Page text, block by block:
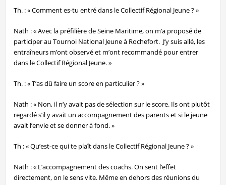
Th. : « Comment es-tu entré dans le Collectif Régional Jeune ? »
Nath : « Avec la préfilière de Seine Maritime, on m’a proposé de
participer au Tournoi National Jeune à Rochefort. J’y suis allé, les
entraîneurs m’ont observé et m’ont recommandé pour entrer
dans le Collectif Régional Jeune. »
Th. : « T’as dû faire un score en particulier ? »
Nath : « Non, il n’y avait pas de sélection sur le score. Ils ont plutôt
regardé s’il y avait un accompagnement des parents et si le jeune
avait l’envie et se donner à fond. »
Th : « Qu’est-ce qui te plaît dans le Collectif Régional Jeune ? »
Nath : « L’accompagnement des coachs. On sent l’effet
directement, on le sens vite. Même en dehors des réunions du